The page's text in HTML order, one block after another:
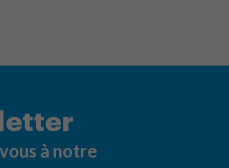
à notre